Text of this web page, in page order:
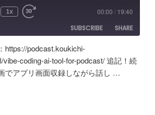
1x 00:00 / 19:40
SUBSCRIBE
SHARE
Apple Podcasts
Spotify
https://podcast.koukichi-
vibe-coding-ai-tool-for-podcast/ 追記！続
でアプリ画面収録しながら話し …